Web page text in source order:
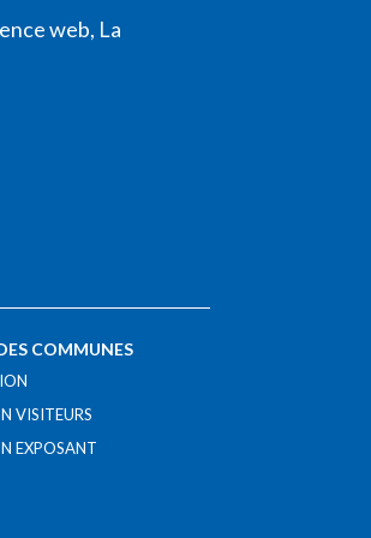
web, La
COMMUNES
VISITEURS
EXPOSANT